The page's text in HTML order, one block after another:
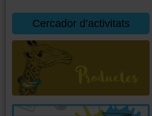
Cercador d’activitats